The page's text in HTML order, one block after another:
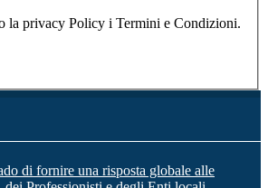
la privacy Policy i Termini e Condizioni.
di fornire una risposta globale alle